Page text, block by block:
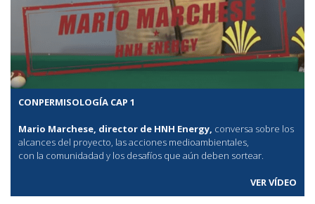
CONPERMISOLOGÍA CAP 1
Mario Marchese, director de HNH Energy, conversa sobre los
alcances del proyecto, las acciones medioambientales,
con la comunidadad y los desafíos que aún deben sortear.
VER VÍDEO